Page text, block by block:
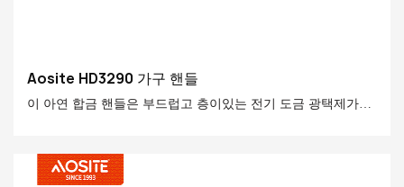
Aosite HD3290 가구 핸들
이 아연 합금 핸들은 부드럽고 층이있는 전기 도금 광택제가있
완벽한 조합입니다.